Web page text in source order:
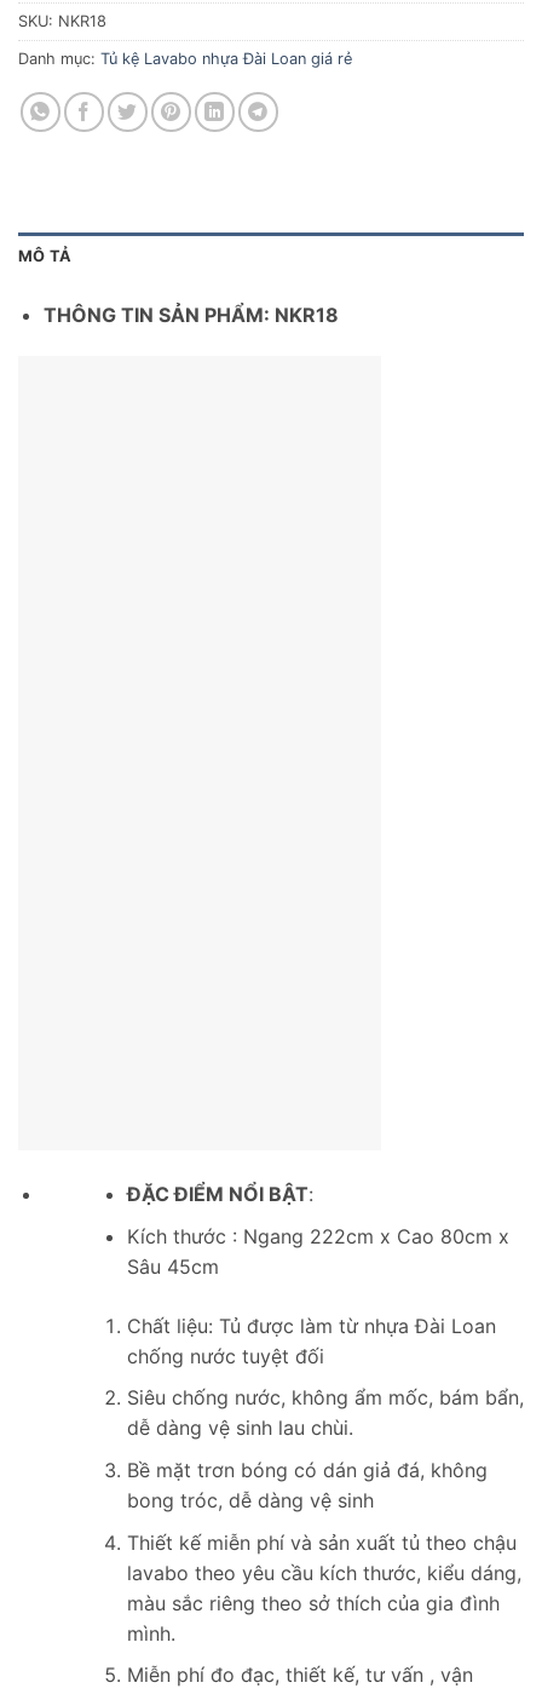
SKU: NKR18
Danh mục: Tủ kệ Lavabo nhựa Đài Loan giá rẻ
MÔ TẢ
THÔNG TIN SẢN PHẨM: NKR18
ĐẶC ĐIỂM NỔI BẬT:
Kích thước : Ngang 222cm x Cao 80cm x
Sâu 45cm
Chất liệu: Tủ được làm từ nhựa Đài Loan
chống nước tuyệt đối
Siêu chống nước, không ẩm mốc, bám bẩn,
dễ dàng vệ sinh lau chùi.
Bề mặt trơn bóng có dán giả đá, không
bong tróc, dễ dàng vệ sinh
Thiết kế miễn phí và sản xuất tủ theo chậu
lavabo theo yêu cầu kích thước, kiểu dáng,
màu sắc riêng theo sở thích của gia đình
mình.
Miễn phí đo đạc, thiết kế, tư vấn , vận